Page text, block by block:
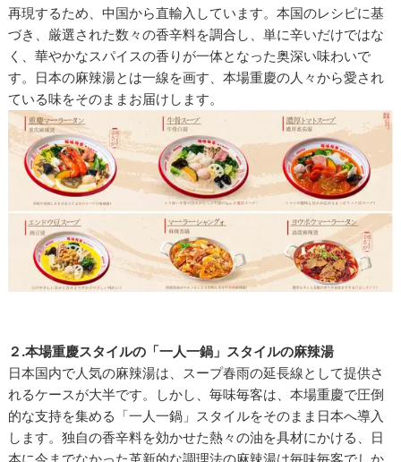
再現するため、中国から直輸入しています。本国のレシピに基
づき、厳選された数々の香辛料を調合し、単に辛いだけではな
く、華やかなスパイスの香りが一体となった奥深い味わいで
す。日本の麻辣湯とは一線を画す、本場重慶の人々から愛され
ている味をそのままお届けします。
２.本場重慶スタイルの「一人一鍋」スタイルの麻辣湯
日本国内で人気の麻辣湯は、スープ春雨の延長線として提供さ
れるケースが大半です。しかし、毎味毎客は、本場重慶で圧倒
的な支持を集める「一人一鍋」スタイルをそのまま日本へ導入
します。独自の香辛料を効かせた熱々の油を具材にかける、日